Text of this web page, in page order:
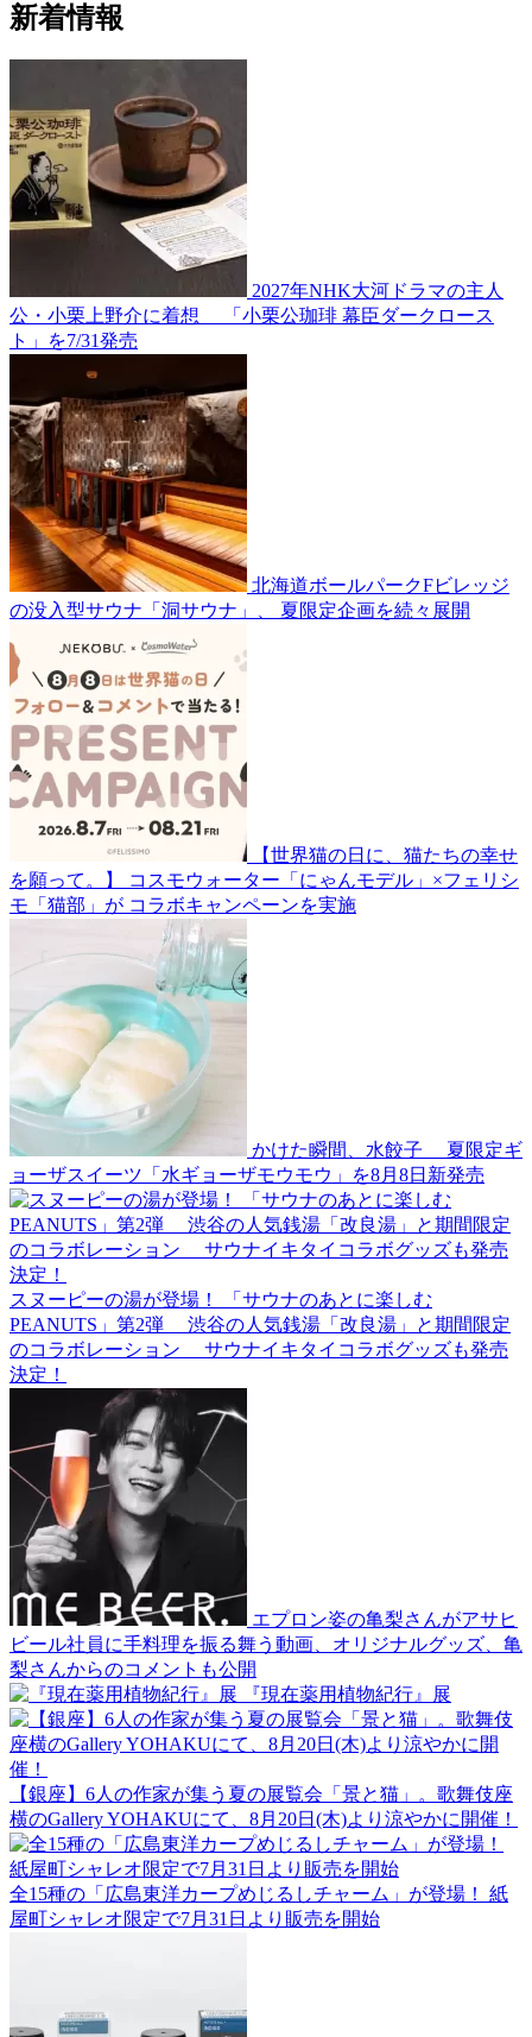
新着情報
2027年NHK大河ドラマの主人
公・小栗上野介に着想 「小栗公珈琲 幕臣ダークロース
ト」を7/31発売
北海道ボールパークFビレッジ
の没入型サウナ「洞サウナ」、 夏限定企画を続々展開
【世界猫の日に、猫たちの幸せ
を願って。】 コスモウォーター「にゃんモデル」×フェリシ
モ「猫部」が コラボキャンペーンを実施
かけた瞬間、水餃子 夏限定ギ
ョーザスイーツ「水ギョーザモウモウ」を8月8日新発売
スヌーピーの湯が登場！ 「サウナのあとに楽しむ
PEANUTS」第2弾 渋谷の人気銭湯「改良湯」と期間限定
のコラボレーション サウナイキタイコラボグッズも発売
決定！
エプロン姿の亀梨さんがアサヒ
ビール社員に手料理を振る舞う動画、オリジナルグッズ、亀
梨さんからのコメントも公開
『現在薬用植物紀行』展
【銀座】6人の作家が集う夏の展覧会「景と猫」。歌舞伎座
横のGallery YOHAKUにて、8月20日(木)より涼やかに開催！
全15種の「広島東洋カープめじるしチャーム」が登場！ 紙
屋町シャレオ限定で7月31日より販売を開始